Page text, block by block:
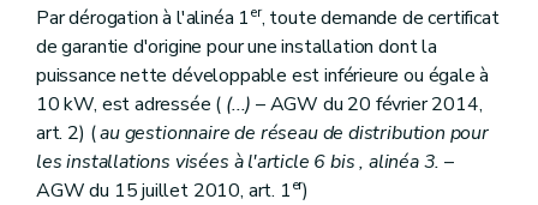
Par dérogation à l'alinéa 1er, toute demande de certificat
de garantie d'origine pour une installation dont la
puissance nette développable est inférieure ou égale à
10 kW, est adressée ( (...) – AGW du 20 février 2014,
art. 2) (au gestionnaire de réseau de distribution pour
les installations visées à l'article 6bis, alinéa 3. –
AGW du 15 juillet 2010, art. 1er)